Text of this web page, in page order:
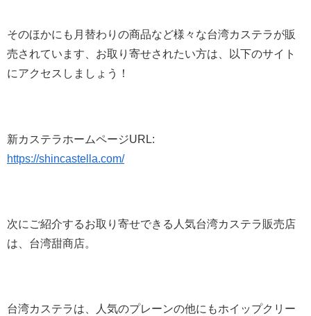
そのほかにも月替わりの商品など様々な台湾カステラが販
売されています、お取り寄せされたい方は、以下のサイト
にアクセスしましょう！
新カステラホームページURL:
https://shincastella.com/
次にご紹介するお取り寄せできる人気台湾カステラ販売店
は、台湾甜商店。
台湾カステラは、人気のプレーンの他にもホイップクリー